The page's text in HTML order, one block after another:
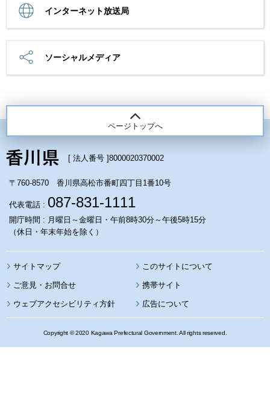
インターネット放送局
ソーシャルメディア
ページトップへ
[ 法人番号 ]8000020370002
〒760-8570 香川県高松市番町四丁目1番10号
代表電話 : 087-831-1111
開庁時間 : 月曜日～金曜日・午前8時30分～午後5時15分
（休日・年末年始を除く）
サイトマップ このサイトについて
携帯サイト
ウェブアクセシビリティ方針 広告について
Copyright © 2020 Kagawa Prefectural Government. All rights reserved.